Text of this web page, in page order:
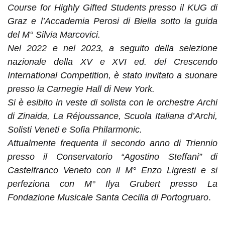
Course for Highly Gifted Students presso il KUG di
Graz e l’Accademia Perosi di Biella sotto la guida
del M° Silvia Marcovici.
Nel 2022 e nel 2023, a seguito della selezione
nazionale della XV e XVI ed. del Crescendo
International Competition, è stato invitato a suonare
presso la Carnegie Hall di New York.
Si è esibito in veste di solista con le orchestre Archi
di Zinaida, La Réjoussance, Scuola Italiana d’Archi,
Solisti Veneti e Sofia Philarmonic.
Attualmente frequenta il secondo anno di Triennio
presso il Conservatorio “Agostino Steffani” di
Castelfranco Veneto con il M° Enzo Ligresti e si
perfeziona con M° Ilya Grubert presso La
Fondazione Musicale Santa Cecilia di Portogruaro.